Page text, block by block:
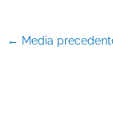
← Media